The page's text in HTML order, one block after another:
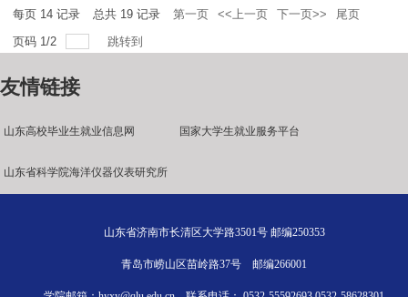
每页 14 记录 总共 19 记录 第一页 <<上一页 下一页>>
尾页
页码 1/2 跳转到
友情链接
山东高校毕业生就业信息网 国家大学生就业服务平台
山东省科学院海洋仪器仪表研究所
山东省济南市长清区大学路3501号 邮编250353
青岛市崂山区苗岭路37号 邮编266001